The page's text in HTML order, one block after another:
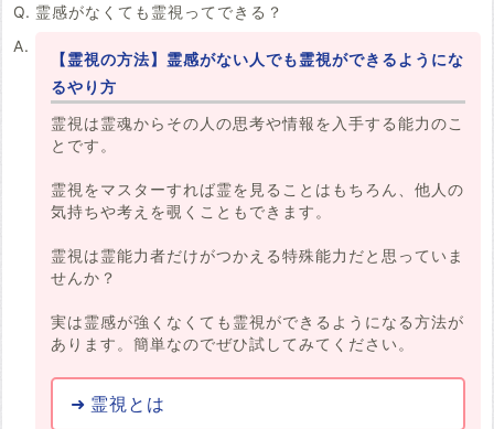
霊感がなくても霊視ってできる？
【霊視の方法】霊感がない人でも霊視ができるようにな
るやり方
霊視は霊魂からその人の思考や情報を入手する能力のこ
とです。
霊視をマスターすれば霊を見ることはもちろん、他人の
気持ちや考えを覗くこともできます。
霊視は霊能力者だけがつかえる特殊能力だと思っていま
せんか？
実は霊感が強くなくても霊視ができるようになる方法が
あります。簡単なのでぜひ試してみてください。
霊視とは